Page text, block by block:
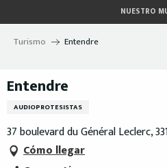
au
contenu
NUESTRO
Turismo Entendre
Entendre
AUDIOPROTESISTAS
37 boulevard du Général Leclerc,
Cómo llegar